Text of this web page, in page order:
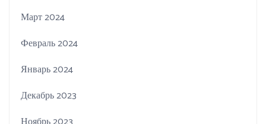
Март 2024
Февраль 2024
Январь 2024
Декабрь 2023